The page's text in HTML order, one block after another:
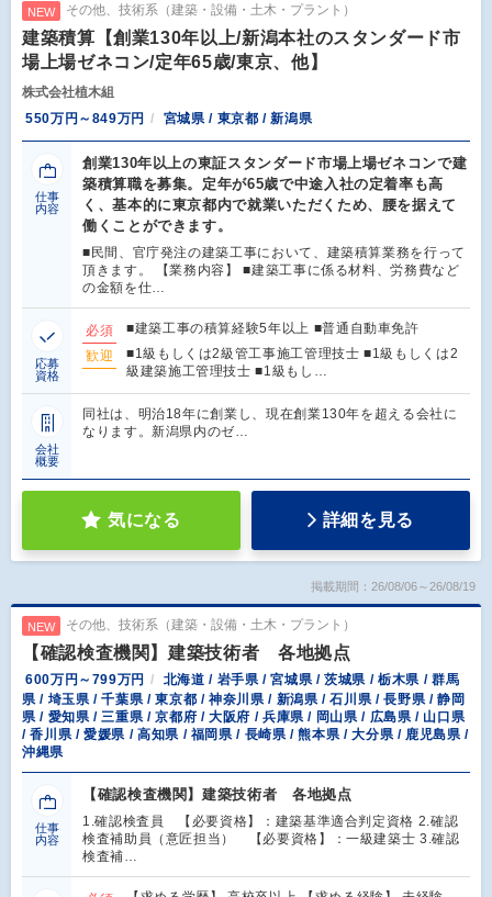
NEW その他、技術系（建築・設備・土木・プラント）
建築積算【創業130年以上/新潟本社のスタンダード市
場上場ゼネコン/定年65歳/東京、他】
株式会社植木組
550万円～849万円
宮城県 / 東京都 / 新潟県
仕事
内容
創業130年以上の東証スタンダード市場上場ゼネコンで建
築積算職を募集。定年が65歳で中途入社の定着率も高
く、基本的に東京都内で就業いただくため、腰を据えて
働くことができます。
■民間、官庁発注の建築工事において、建築積算業務を行って
頂きます。 【業務内容】 ■建築工事に係る材料、労務費など
の金額を仕…
応募
資格
必須
■建築工事の積算経験5年以上 ■普通自動車免許
歓迎
■1級もしくは2級管工事施工管理技士 ■1級もしくは2
級建築施工管理技士 ■1級もし…
会社
概要
同社は、明治18年に創業し、現在創業130年を超える会社に
なります。新潟県内のゼ…
気になる 詳細を見る
掲載期間：26/08/06～26/08/19
NEW その他、技術系（建築・設備・土木・プラント）
【確認検査機関】建築技術者 各地拠点
600万円～799万円
北海道 / 岩手県 / 宮城県 / 茨城県 / 栃木県 / 群馬
県 / 埼玉県 / 千葉県 / 東京都 / 神奈川県 / 新潟県 / 石川県 / 長野県 / 静岡
県 / 愛知県 / 三重県 / 京都府 / 大阪府 / 兵庫県 / 岡山県 / 広島県 / 山口県
/ 香川県 / 愛媛県 / 高知県 / 福岡県 / 長崎県 / 熊本県 / 大分県 / 鹿児島県 /
沖縄県
仕事
内容
【確認検査機関】建築技術者 各地拠点
1.確認検査員 【必要資格】：建築基準適合判定資格 2.確認
検査補助員（意匠担当） 【必要資格】：一級建築士 3.確認
検査補…